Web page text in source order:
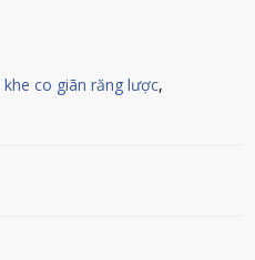
khe co giãn răng lược,